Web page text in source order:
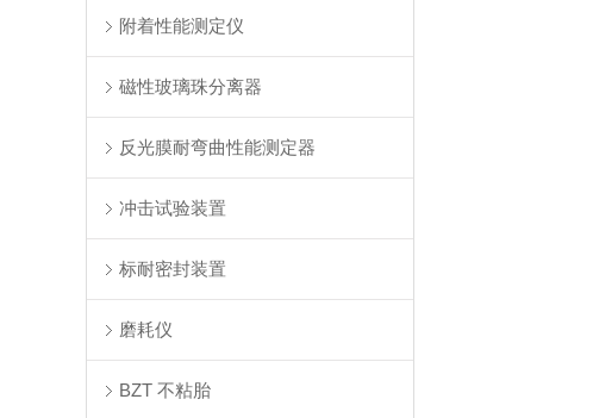
附着性能测定仪
磁性玻璃珠分离器
反光膜耐弯曲性能测定器
冲击试验装置
标耐密封装置
磨耗仪
BZT 不粘胎